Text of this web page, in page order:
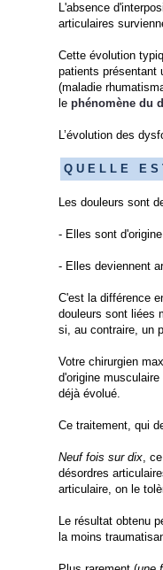
L'absence
articulaires
Cette évolution
patients présentant
(maladie
le phénomène du
L’évolution des
Q U E L L E E S
Les douleurs sont
- Elles sont
- Elles deviennent
C'est la différence
douleurs sont liées
si, au contraire, un
Votre chirurgien
d'origine
déjà évolué.
Ce traitement, qui
Neuf fois sur dix,
désordres
articulaire, on le
Le résultat obtenu
la moins